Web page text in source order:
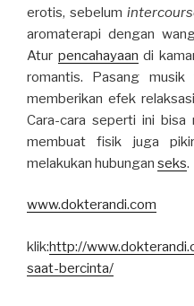
erotis, sebelum
aromaterapi dengan
Atur pencahayaan di
romantis. Pasang
memberikan efek
Cara-cara seperti ini bisa
membuat fisik juga
melakukan hubungan seks.
www.dokterandi.com
klik:http://
saat-bercinta/